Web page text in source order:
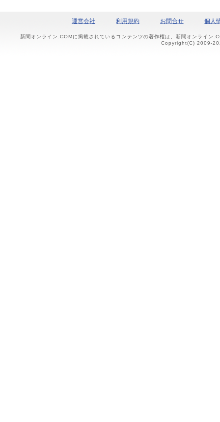
運営会社 利用規約 お問合せ 個人
新聞オンライン.COMに掲載されているコンテンツの著作権は、新聞オンライン
Copyright(C) 2009-